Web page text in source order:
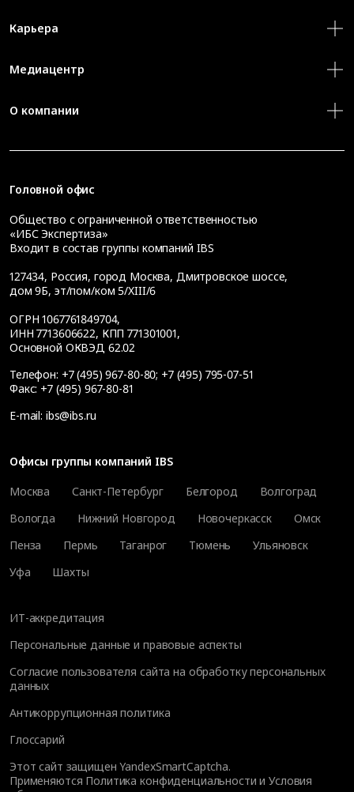
Карьера
Медиацентр
О компании
Головной офис
Общество с ограниченной ответственностью
«ИБС Экспертиза»
Входит в состав группы компаний IBS
127434, Россия, город Москва, Дмитровское шоссе,
дом 9Б, эт/пом/ком 5/XIII/6
ОГРН 1067761849704,
ИНН 7713606622, КПП 771301001,
Основной ОКВЭД 62.02
Телефон: +7 (495) 967-80-80; +7 (495) 795-07-51
Факс: +7 (495) 967-80-81
E-mail: ibs@ibs.ru
Офисы группы компаний IBS
Москва
Санкт-Петербург Белгород
Волгоград
Вологда
Нижний Новгород Новочеркасск
Омск
Пенза
Пермь Таганрог Тюмень
Ульяновск
Уфа
Шахты
ИТ-аккредитация
Персональные данные и правовые аспекты
Согласие пользователя сайта на обработку персональных
данных
Антикоррупционная политика
Глоссарий
Этот сайт защищен YandexSmartCaptcha.
Применяются Политика конфиденциальности иУсловия